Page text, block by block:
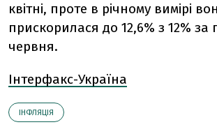
квітні, проте в річному вимірі
прискорилася до 12,6% з 12% за
червня.
Інтерфакс-Україна
ІНФЛЯЦІЯ